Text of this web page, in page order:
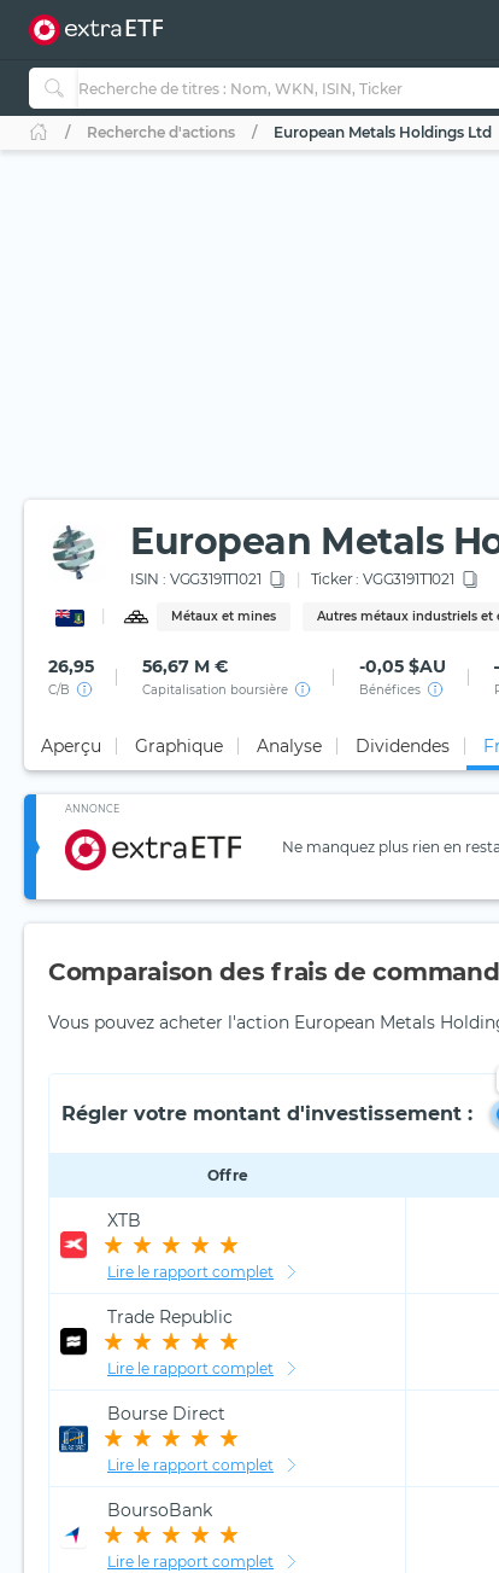
Recherche d'actions European Metals Holdings Ltd
European Metals
ISIN : VGG3191T1021 Ticker : VGG3191T1021
Métaux et mines Autres métaux industriels
26,95
C/B
56,67 M €
Capitalisation boursière
-0,05 $AU
Bénéfices
Aperçu Graphique Analyse Dividendes
ANNONCE
Ne manquez plus rien en
Comparaison des frais de
Vous pouvez acheter l'action European Metals
Régler votre montant d'investissement :
Offre
XTB
Lire le rapport complet
Trade Republic
Lire le rapport complet
Bourse Direct
Lire le rapport complet
BoursoBank
Lire le rapport complet